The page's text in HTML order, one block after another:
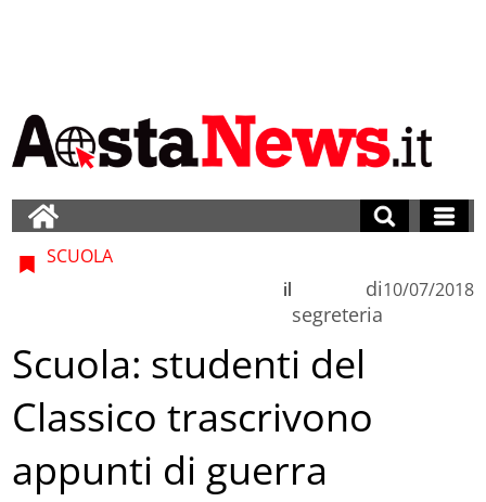
SCUOLA
di
segreteria
il 10/07/2018
Scuola: studenti del
Classico trascrivono
appunti di guerra